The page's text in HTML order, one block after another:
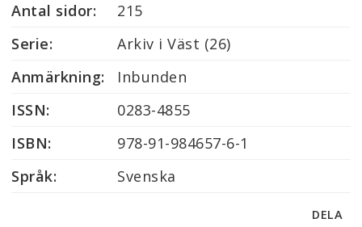
Antal sidor:
215
Serie:
Arkiv i Väst (26)
Anmärkning:
Inbunden
ISSN:
0283-4855
ISBN:
978-91-984657-6-1
Språk:
Svenska
DELA